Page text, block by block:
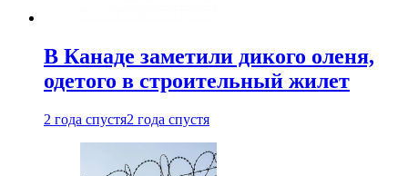
В Канаде заметили дикого оленя,
одетого в строительный жилет
2 года спустя2 года спустя